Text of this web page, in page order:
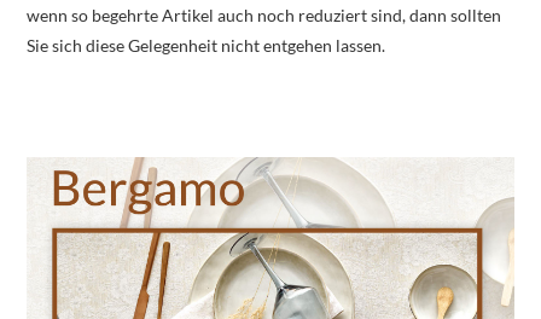
wenn so begehrte Artikel auch noch reduziert sind, dann sollten
Sie sich diese Gelegenheit nicht entgehen lassen.